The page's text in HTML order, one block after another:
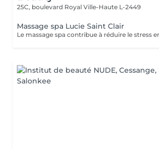
25C, boulevard Royal Ville-Haute L-2449
Massage spa Lucie Saint Clair